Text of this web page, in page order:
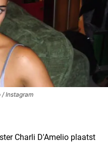
/ Instagram
Charli D'Amelio plaatst